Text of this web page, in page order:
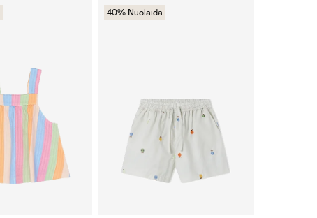
40% Nuolaida